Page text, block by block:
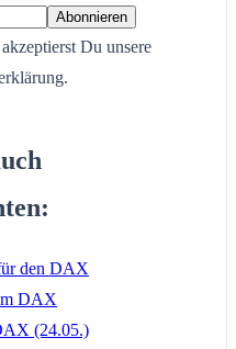
Du unsere
den DAX
DAX
(24.05.)